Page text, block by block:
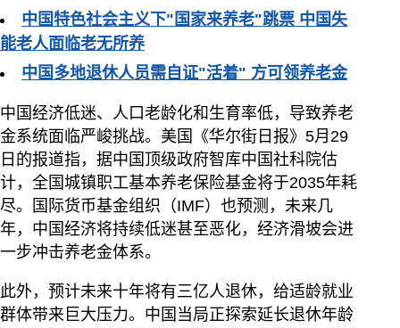
中国特色社会主义下"国家来养老"跳票 中国失
能老人面临老无所养
中国多地退休人员需自证"活着" 方可领养老金
中国经济低迷、人口老龄化和生育率低，导致养老
金系统面临严峻挑战。美国《华尔街日报》5月29
日的报道指，据中国顶级政府智库中国社科院估
计，全国城镇职工基本养老保险基金将于2035年耗
尽。国际货币基金组织（IMF）也预测，未来几
年，中国经济将持续低迷甚至恶化，经济滑坡会进
一步冲击养老金体系。
此外，预计未来十年将有三亿人退休，给适龄就业
群体带来巨大压力。中国当局正探索延长退休年龄